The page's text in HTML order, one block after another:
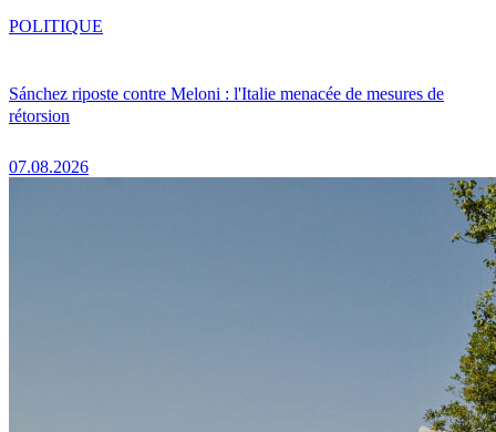
Sánchez riposte contre Meloni : l'Italie menacée de mesures de
rétorsion
07.08.2026
POLITIQUE